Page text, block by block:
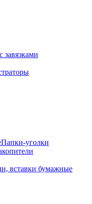
завязками
уголки
вставки бумажные